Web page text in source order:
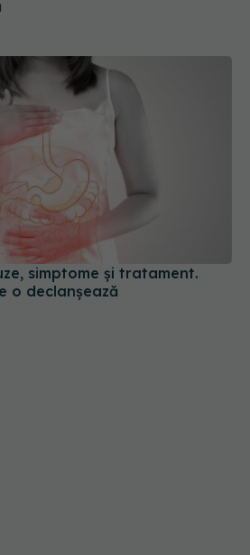
simptome și tratament.
o declanșează